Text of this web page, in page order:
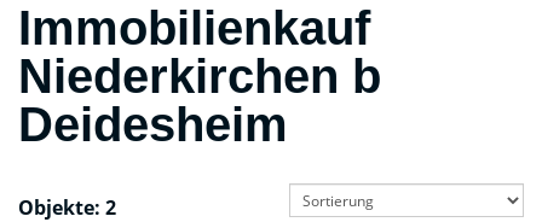
Immobilienkauf
Niederkirchen b
Deidesheim
Objekte: 2